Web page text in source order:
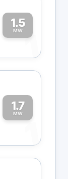
1.5
MW1
1.7
MW
1